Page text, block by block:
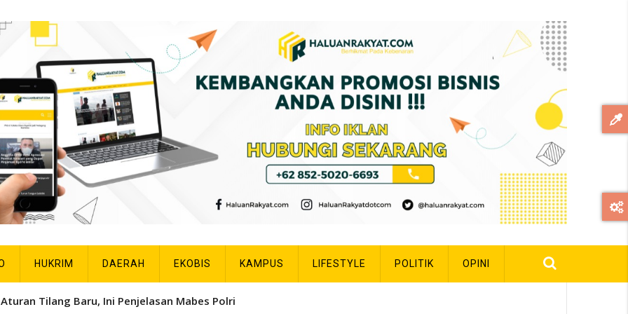
HUKRIM DAERAH EKOBIS KAMPUS LIFESTYLE POLITIK OPINI
Tilang Baru, Ini Penjelasan Mabes Polri